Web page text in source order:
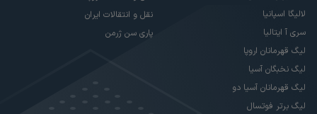
لالیگا اسپانیا
سری آ ایتالیا
لیگ قهرمانان اروپا
لیگ نخبگان آسیا
لیگ قهرمانان آسیا دو
لیگ برتر فوتسال
نقل و انتقالات ایران
پاری سن ژرمن